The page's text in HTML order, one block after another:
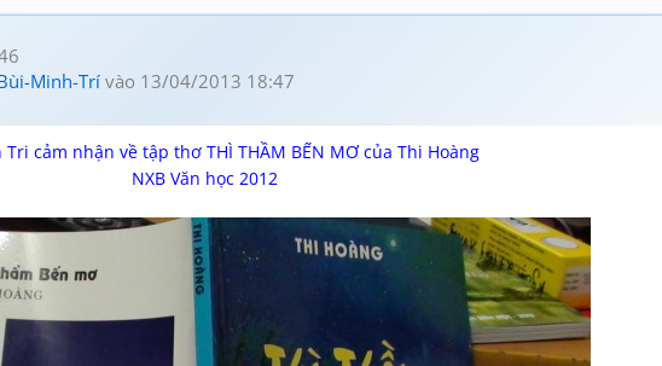
Minh-Trí vào 13/04/2013 18:47
cảm nhận về tập thơ THÌ THẦM BẾN MƠ của Thi Hoàng
NXB Văn học 2012